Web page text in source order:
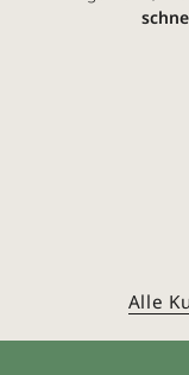
Smartphone
an und
Alle